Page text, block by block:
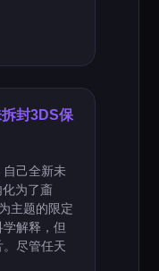
封3DS保
己全新未
为了齑
主题的限定
解释，但
尽管任天